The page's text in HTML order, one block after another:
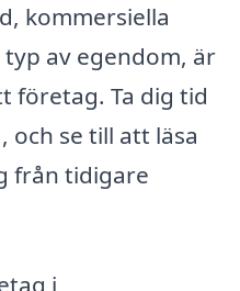
kommersiella
av egendom, är
företag. Ta dig tid
se till att läsa
från tidigare
i